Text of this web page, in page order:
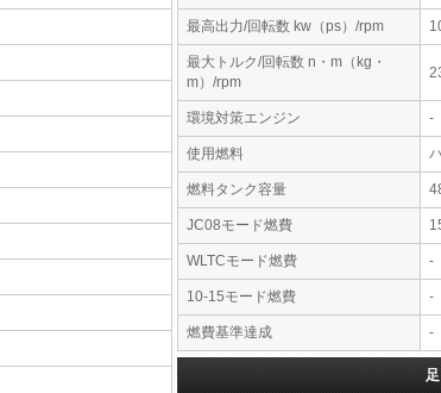
最高出力/回転数 kw（ps）/rpm
最大トルク/回転数 n・m（kg・
m）/rpm
環境対策エンジン -
使用燃料
燃料タンク容量
JC08モード燃費
WLTCモード燃費 -
10-15モード燃費 -
燃費基準達成 -